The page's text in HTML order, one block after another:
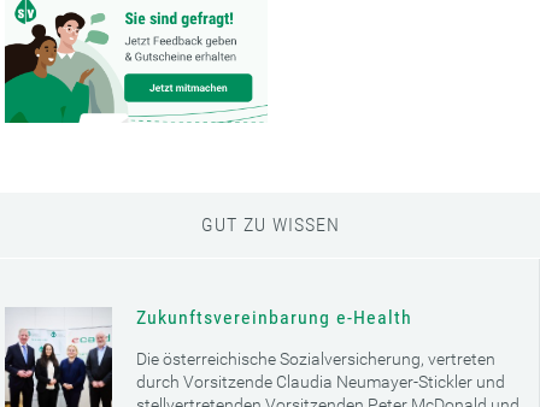
GUT ZU WISSEN
Zukunftsvereinbarung e-Health
Die österreichische Sozialversicherung, vertreten
durch Vorsitzende Claudia Neumayer-Stickler und